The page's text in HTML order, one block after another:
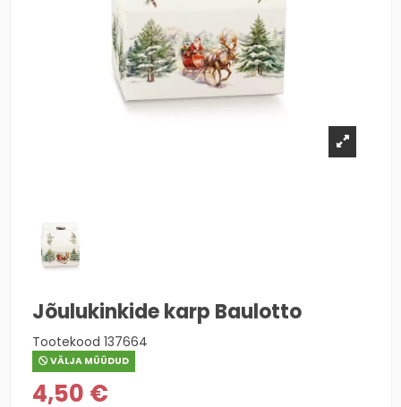
Jõulukinkide karp Baulotto
Tootekood 137664
VÄLJA MÜÜDUD
4,50 €